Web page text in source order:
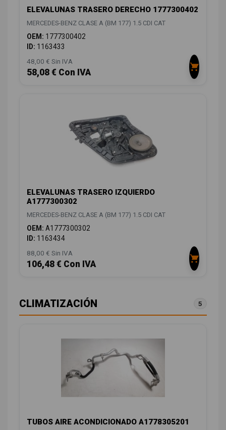
ELEVALUNAS TRASERO DERECHO 1777300402
MERCEDES-BENZ CLASE A (BM 177) 1.5 CDI CAT
OEM: 1777300402
ID: 1163433
48,00 € Sin IVA
58,08 € Con IVA
ELEVALUNAS TRASERO IZQUIERDO
A1777300302
MERCEDES-BENZ CLASE A (BM 177) 1.5 CDI CAT
OEM: A1777300302
ID: 1163434
88,00 € Sin IVA
106,48 € Con IVA
CLIMATIZACIÓN 5
TUBOS AIRE ACONDICIONADO A1778305201